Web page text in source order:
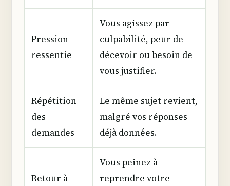
Pression
ressentie
Vous agissez par
culpabilité, peur de
décevoir ou besoin de
vous justifier.
Répétition
des
demandes
Le même sujet revient,
malgré vos réponses
déjà données.
Retour à
Vous peinez à
reprendre votre